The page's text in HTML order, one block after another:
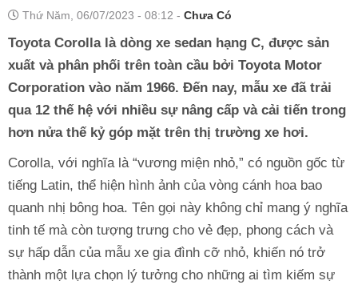
Thứ Năm, 06/07/2023 - 08:12 - Chưa Có
Toyota Corolla là dòng xe sedan hạng C, được sản
xuất và phân phối trên toàn cầu bởi Toyota Motor
Corporation vào năm 1966. Đến nay, mẫu xe đã trải
qua 12 thế hệ với nhiều sự nâng cấp và cải tiến trong
hơn nửa thế kỷ góp mặt trên thị trường xe hơi.
Corolla, với nghĩa là “vương miện nhỏ,” có nguồn gốc từ
tiếng Latin, thể hiện hình ảnh của vòng cánh hoa bao
quanh nhị bông hoa. Tên gọi này không chỉ mang ý nghĩa
tinh tế mà còn tượng trưng cho vẻ đẹp, phong cách và
sự hấp dẫn của mẫu xe gia đình cỡ nhỏ, khiến nó trở
thành một lựa chọn lý tưởng cho những ai tìm kiếm sự